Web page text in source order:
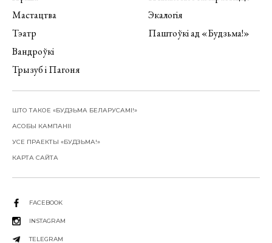
Мастацтва
Тэатр
Вандроўкі
Трызуб і Пагоня
Экалогія
Паштоўкі ад «Будзьма!»
ШТО ТАКОЕ «БУДЗЬМА БЕЛАРУСАМІ!»
АСОБЫ КАМПАНІІ
УСЕ ПРАЕКТЫ «БУДЗЬМА!»
КАРТА САЙТА
FACEBOOK
INSTAGRAM
TELEGRAM